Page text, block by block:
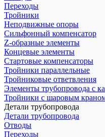
Переходы
Тройники
Неподвижные опоры
Cильфонный компенсатор
Z-образные элементы
Концевые элементы
Стартовые компенсаторы
Тройники параллельные
Тройниковые ответвления
Элементы трубопровода с
Тройники с шаровым
Детали трубопровода
Детали трубопровода
Отводы
Переходы